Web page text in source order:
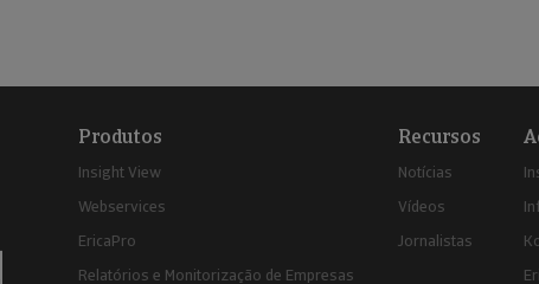
Produtos
Insight View
Webservices
EricaPro
Relatórios e Monitorização de Empresas
Recursos
Notícias
Vídeos
Jornalistas